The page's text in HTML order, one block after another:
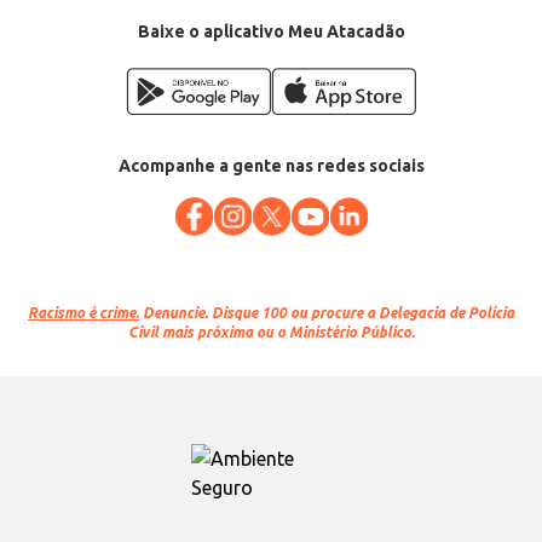
EAN: 7896075995739Baixe o aplicativo Meu Atacadão
Acompanhe a gente nas redes sociais
Racismo é crime. Denuncie. Disque 100 ou procure a Delegacia de Polícia
Civil mais próxima ou o Ministério Público.